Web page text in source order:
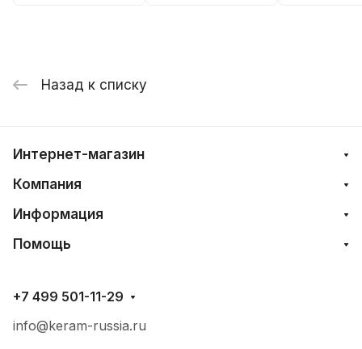
Назад к списку
Интернет-магазин
Компания
Информация
Помощь
+7 499 501-11-29
info@keram-russia.ru